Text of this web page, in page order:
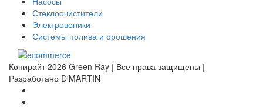
Стеклоочистители
Электровеники
Системы полива и орошения
Копирайт 2026 Green Ray | Все права защищены |
Разработано D'MARTIN